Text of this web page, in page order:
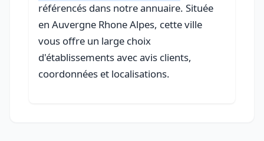
référencés dans notre annuaire. Située
en Auvergne Rhone Alpes, cette ville
vous offre un large choix
d'établissements avec avis clients,
coordonnées et localisations.